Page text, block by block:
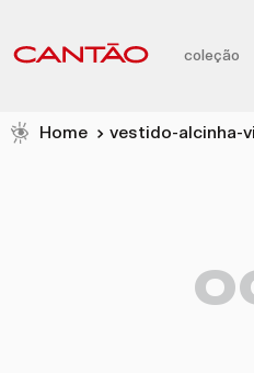
coleção
vestido-alcinha-